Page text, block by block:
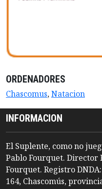
ORDENADORES
Chascomus,Natacion
INFORMACION
El Suplente, como no
Pablo Fourquet. Director
Fourquet. Registro
164, Chascomús,